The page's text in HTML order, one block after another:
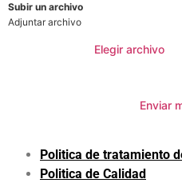
Subir un archivo
Adjuntar archivo
Elegir archivo
Enviar
Politica de tratamiento
Politica de Calidad